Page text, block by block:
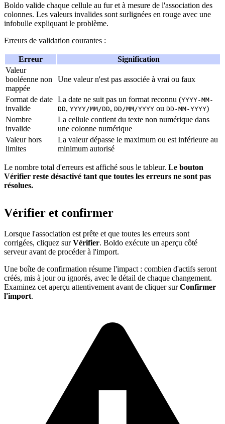
Boldo valide chaque cellule au fur et à mesure de l'association des
colonnes. Les valeurs invalides sont surlignées en rouge avec une
infobulle expliquant le problème.
Erreurs de validation courantes :
Erreur
Signification
Valeur
booléenne non
mappée
Une valeur n'est pas associée à vrai ou faux
Format de date
invalide
La date ne suit pas un format reconnu (YYYY-MM-
DD, YYYY/MM/DD, DD/MM/YYYY ou DD-MM-YYYY)
Nombre
invalide
La cellule contient du texte non numérique dans
une colonne numérique
Valeur hors
limites
La valeur dépasse le maximum ou est inférieure au
minimum autorisé
Le nombre total d'erreurs est affiché sous le tableur. Le bouton
Vérifier reste désactivé tant que toutes les erreurs ne sont pas
résolues.
Vérifier et confirmer
Lorsque l'association est prête et que toutes les erreurs sont
corrigées, cliquez surVérifier. Boldo exécute un aperçu côté
serveur avant de procéder à l'import.
Une boîte de confirmation résume l'impact : combien d'actifs seront
créés, mis à jour ou ignorés, avec le détail de chaque changement.
Examinez cet aperçu attentivement avant de cliquer surConfirmer
l'import.